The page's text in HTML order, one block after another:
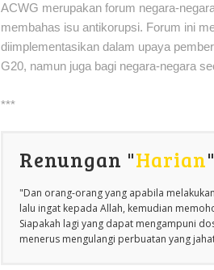
ACWG merupakan forum negara-
membahas isu antikorupsi. Forum ini
diimplementasikan dalam upaya
G20, namun juga bagi negara-negara
***
Renungan "Harian"
"Dan orang-orang yang apabila
lalu ingat kepada Allah, kemudian
Siapakah lagi yang dapat mengampuni
menerus mengulangi perbuatan yang